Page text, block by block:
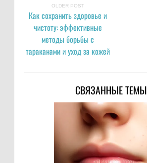
OLDER POST
Как сохранить здоровье и
чистоту: эффективные
методы борьбы с
тараканами и уход за кожей
СВЯЗАННЫЕ ТЕМЫ